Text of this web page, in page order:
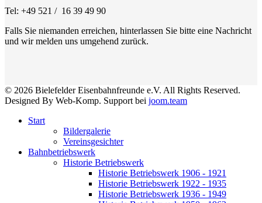
Tel: +49 521 / 16 39 49 90
Falls Sie niemanden erreichen, hinterlassen Sie bitte eine Nachricht
und wir melden uns umgehend zurück.
© 2026 Bielefelder Eisenbahnfreunde e.V. All Rights Reserved.
Designed By Web-Komp. Support bei joom.team
Start
Bildergalerie
Vereinsgesichter
Bahnbetriebswerk
Historie Betriebswerk
Historie Betriebswerk 1906 - 1921
Historie Betriebswerk 1922 - 1935
Historie Betriebswerk 1936 - 1949